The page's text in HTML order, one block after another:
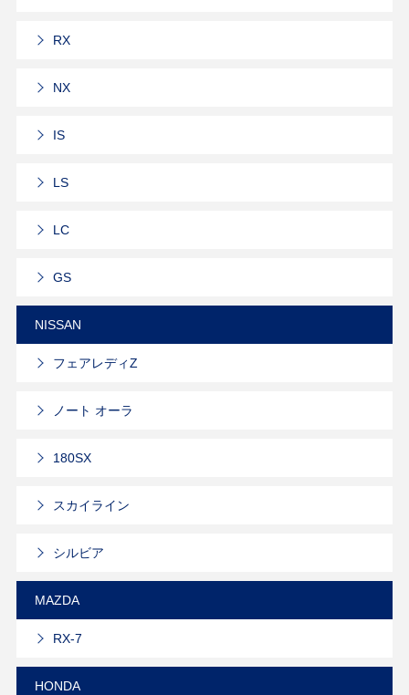
RX
NX
IS
LS
LC
GS
NISSAN
フェアレディZ
ノート オーラ
180SX
スカイライン
シルビア
MAZDA
RX-7
HONDA